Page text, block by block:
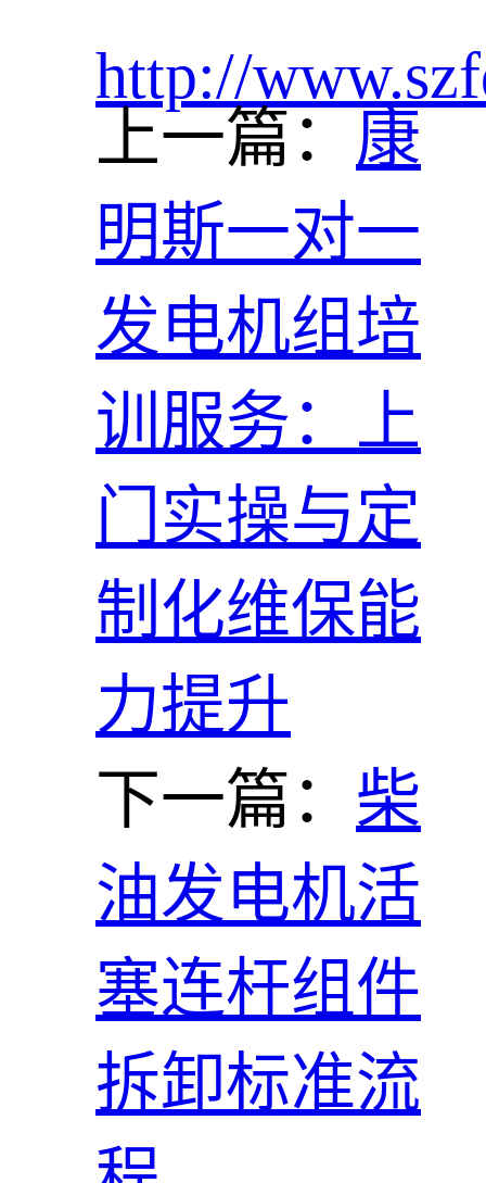
http://
上一篇： 康
明斯一对一
发电机组培
训服务：上
门实操与定
制化维保能
力提升
下一篇： 柴
油发电机活
塞连杆组件
拆卸标准流